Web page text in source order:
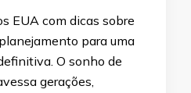
EUA com dicas sobre
para uma
O sonho de
gerações,